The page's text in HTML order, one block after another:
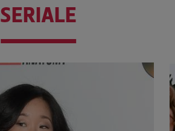
SERIALE